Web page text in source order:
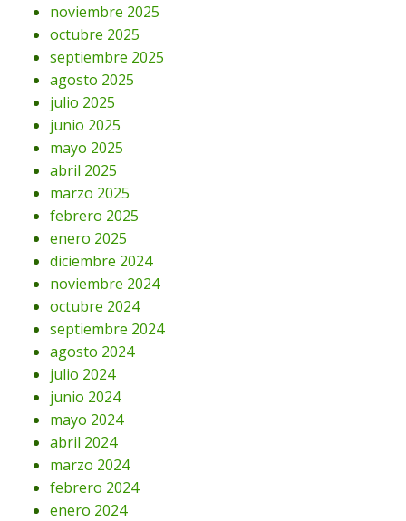
noviembre 2025
octubre 2025
septiembre 2025
agosto 2025
julio 2025
junio 2025
mayo 2025
abril 2025
marzo 2025
febrero 2025
enero 2025
diciembre 2024
noviembre 2024
octubre 2024
septiembre 2024
agosto 2024
julio 2024
junio 2024
mayo 2024
abril 2024
marzo 2024
febrero 2024
enero 2024